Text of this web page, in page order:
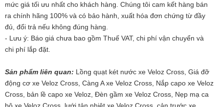
mức giá tối ưu nhất cho khách hàng. Chúng tôi cam kết hàng bán
ra chính hãng 100% và có bảo hành, xuất hóa đơn chứng từ đầy
đủ, đổi trả nếu không đúng hàng.
- Lưu ý: Báo giá chưa bao gồm Thuế VAT, chi phí vận chuyển và
chi phí lắp đặt.
Sản phẩm liên quan: Lồng quạt két nước xe Veloz Cross, Giá đỡ
động cơ xe Veloz Cross, Càng A xe Veloz Cross, Nắp capo xe Veloz
Cross, bản lề capo xe Veloz, Đèn gầm xe Veloz Cross, Nẹp mạ ca